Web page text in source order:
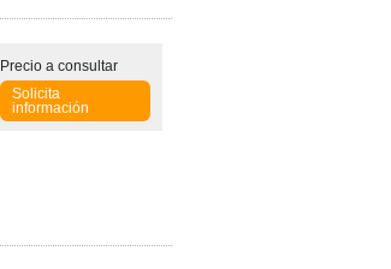
Precioa consultar
Solicita
información